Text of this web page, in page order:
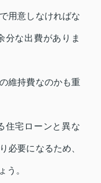
用意しなければな
分な出費がありま
維持費なのかも重
住宅ローンと異な
必要になるため、
う。